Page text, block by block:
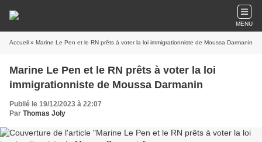
MENU
Accueil » Marine Le Pen et le RN prêts à voter la loi immigrationniste de Moussa Darmanin
Marine Le Pen et le RN prêts à voter la loi
immigrationniste de Moussa Darmanin
Publié le 19/12/2023 à 22:07
Par Thomas Joly